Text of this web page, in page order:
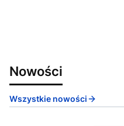
Nowości
Wszystkie nowości